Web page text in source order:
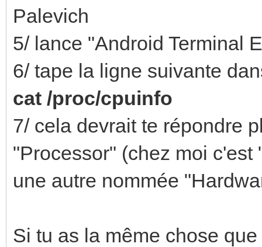
Palevich
5/ lance "Android Terminal
6/ tape la ligne suivante
cat /proc/cpuinfo
7/ cela devrait te répondre
"Processor" (chez moi
une autre nommée
Si tu as la même chose